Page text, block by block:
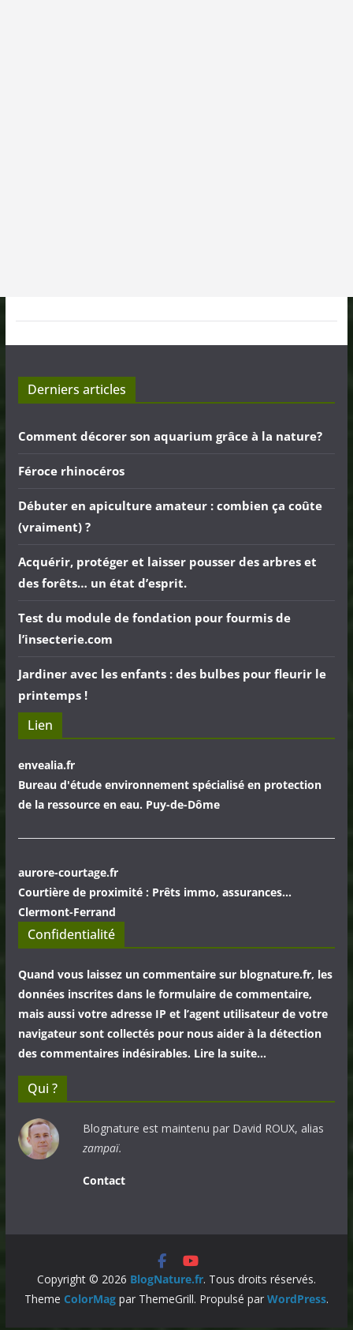
Derniers articles
Comment décorer son aquarium grâce à la nature?
Féroce rhinocéros
Débuter en apiculture amateur : combien ça coûte
(vraiment) ?
Acquérir, protéger et laisser pousser des arbres et
des forêts… un état d’esprit.
Test du module de fondation pour fourmis de
l’insecterie.com
Jardiner avec les enfants : des bulbes pour fleurir le
printemps !
Lien
envealia.fr
Bureau d'étude environnement spécialisé en protection
de la ressource en eau. Puy-de-Dôme
aurore-courtage.fr
Courtière de proximité : Prêts immo, assurances...
Clermont-Ferrand
Confidentialité
Quand vous laissez un commentaire sur blognature.fr, les
données inscrites dans le formulaire de commentaire,
mais aussi votre adresse IP et l’agent utilisateur de votre
navigateur sont collectés pour nous aider à la détection
des commentaires indésirables. Lire la suite…
Qui ?
Blognature est maintenu par David ROUX, alias
zampaï.
Contact
Copyright © 2026 BlogNature.fr. Tous droits réservés.
Theme ColorMagpar ThemeGrill. Propulsé par WordPress.